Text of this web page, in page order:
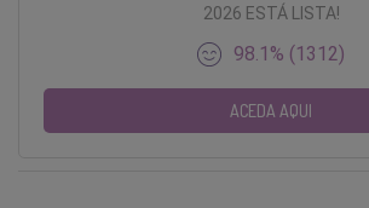
2026 ESTÁ LISTA!
98.1% (1312)
ACEDA AQUI